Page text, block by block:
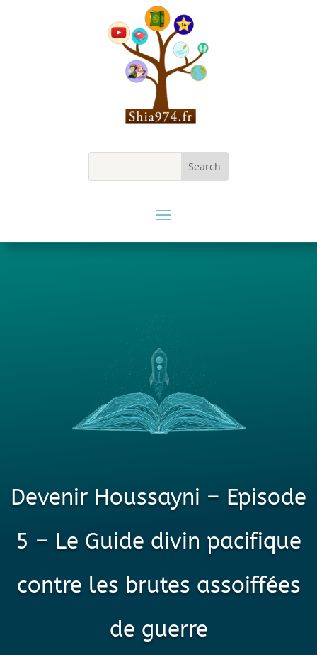
Devenir Houssayni – Episode
5 – Le Guide divin pacifique
contre les brutes assoiffées
de guerre